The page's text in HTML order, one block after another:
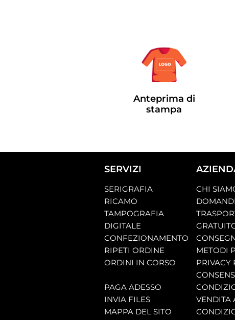
Anteprima di
stampa
SERVIZI
SERIGRAFIA
RICAMO
TAMPOGRAFIA
DIGITALE
CONFEZIONAMENTO
RIPETI ORDINE
ORDINI IN CORSO
PAGA ADESSO
INVIA FILES
MAPPA DEL SITO
CHI
METODI
PRIVACY
VENDITA